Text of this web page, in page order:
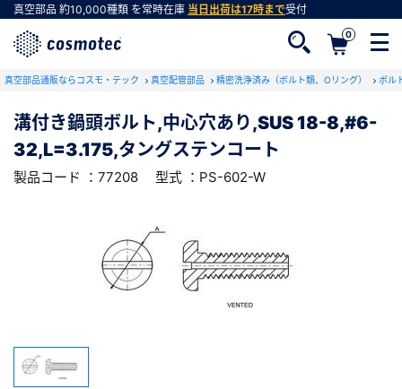
真空部品 約10,000種類 を常時在庫 当日出荷は17時まで受付
0
真空部品通販ならコスモ・テック 真空配管部品 精密洗浄済み（ボルト類、Oリング） ボル
溝付き鍋頭ボルト,中心穴あり,SUS 18-8,#6-
32,L=3.175,タングステンコート
製品コード ：77208 型式 ：PS-602-W
RoHS2適合報告書のダウンロード
下記製品のRoHS2適合報告書のダウンロードをします。
溝付き鍋頭ボルト,中心穴あり,SUS 18-
8,#6-32,L=3.175,タングステンコート
型式 ：PS-602-W 製品コード ：77208
会社・学校・研究機関名
会員登録がお済みでない方
会員登録をすれば、便利な機能がご利用いただけ